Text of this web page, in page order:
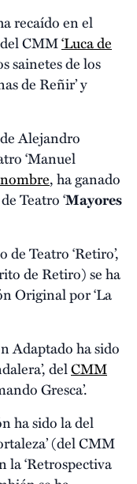
recaído en el
CMM‘Luca de
sainetes de los
de Reñir’ y
de Alejandro
‘Manuel
, ha ganado
Teatro ‘Mayores
Teatro ‘Retiro’,
de Retiro) se ha
Original por ‘La
Adaptado ha sido
delCMM
Gresca’.
ha sido la del
(del CMM
la ‘Retrospectiva